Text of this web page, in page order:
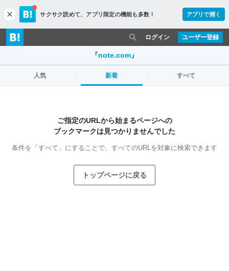
c
l
o
s
サクサク読めて、 アプリ限定の機能も多数！ アプリで開く
ユーザー登録
ログイン
『note.com』
人気 新着 すべて
ご指定のURLから始まるページへの
ブックマークは見つかりませんでした
条件を「すべて」にすることで、 すべてのURLを対象に検索できます
トップページに戻る